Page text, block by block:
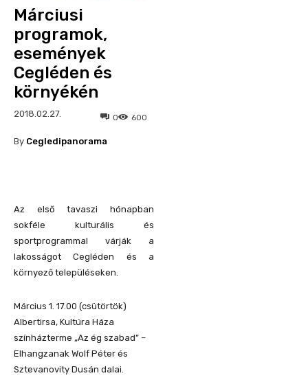
Márciusi
programok,
események
Cegléden és
környékén
2018.02.27. 600
0
By Cegledipanorama
Az első tavaszi hónapban
sokféle kulturális és
sportprogrammal várják a
lakosságot Cegléden és a
környező településeken.
Március 1. 17.00 (csütörtök)
Albertirsa, Kultúra Háza
színházterme „Az ég szabad” –
Elhangzanak Wolf Péter és
Sztevanovity Dusán dalai.